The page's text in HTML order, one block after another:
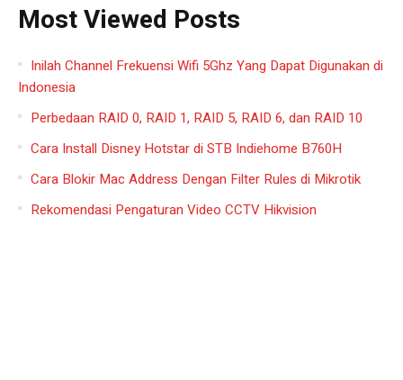
Most Viewed Posts
Inilah Channel Frekuensi Wifi 5Ghz Yang Dapat Digunakan di
Indonesia
Perbedaan RAID 0, RAID 1, RAID 5, RAID 6, dan RAID 10
Cara Install Disney Hotstar di STB Indiehome B760H
Cara Blokir Mac Address Dengan Filter Rules di Mikrotik
Rekomendasi Pengaturan Video CCTV Hikvision